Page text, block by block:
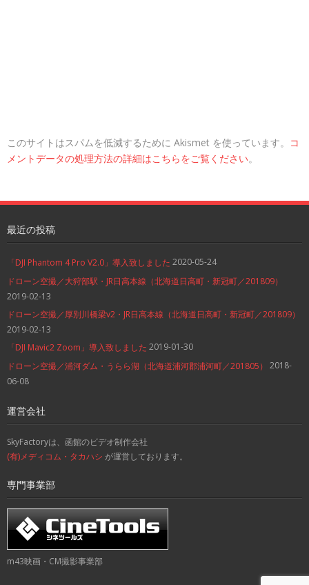
このサイトはスパムを低減するために Akismet を使っています。 コ
メントデータの処理方法の詳細はこちらをご覧ください。
最近の投稿
「DJI Phantom 4 Pro V2.0」導入致しました 2020-05-24
ドローン空撮／大狩部駅・JR日高本線（北海道日高町・新冠町／201809）
2019-02-13
ドローン空撮／厚別川橋梁v2・JR日高本線（北海道日高町・新冠町／201809）
2019-02-13
「DJI Mavic2 Zoom」導入致しました 2019-01-30
ドローン空撮／浦河ダム・うらら湖（北海道浦河郡浦河町／201805） 2018-
06-08
運営会社
SkyFactoryは、函館のビデオ制作会社
(有)メディコム・タカハシ が運営しております。
専門事業部
m43映画・CM撮影事業部